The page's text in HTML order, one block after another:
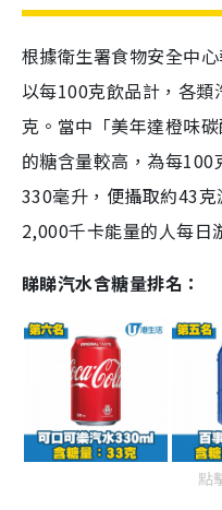
根據衛生署食物安全中
以每100克飲品計，各
克。當中「美年達橙味
的糖含量較高，為每
330毫升，便攝取約43
2,000千卡能量的人每日
睇睇汽水含糖量排名：
點